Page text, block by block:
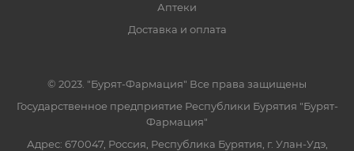
Аптеки
Доставка и оплата
© 2023. "Бурят-Фармация" Все права защищены
Государственное предприятие Республики Бурятия "Бурят-
Фармация"
Адрес: 670047, Россия, Республика Бурятия, г. Улан-Удэ,